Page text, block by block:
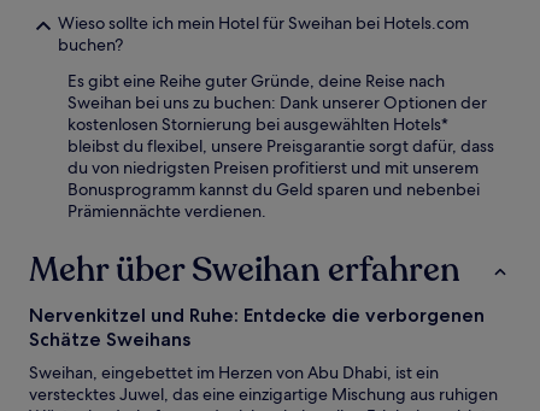
Wieso sollte ich mein Hotel für Sweihan bei Hotels.com
buchen?
Es gibt eine Reihe guter Gründe, deine Reise nach
Sweihan bei uns zu buchen: Dank unserer Optionen der
kostenlosen Stornierung bei ausgewählten Hotels*
bleibst du flexibel, unsere Preisgarantie sorgt dafür, dass
du von niedrigsten Preisen profitierst und mit unserem
Bonusprogramm kannst du Geld sparen und nebenbei
Prämiennächte verdienen.
Mehr über Sweihan erfahren
Nervenkitzel und Ruhe: Entdecke die verborgenen
Schätze Sweihans
Sweihan, eingebettet im Herzen von Abu Dhabi, ist ein
verstecktes Juwel, das eine einzigartige Mischung aus ruhigen